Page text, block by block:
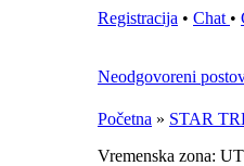
Registracija • Chat •
Neodgovoreni
Početna » STAR
Vremenska zona: